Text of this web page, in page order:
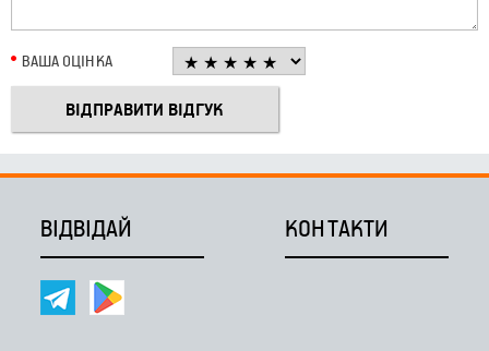
ВАША ОЦІНКА
ВІДВІДАЙ КОНТАКТИ